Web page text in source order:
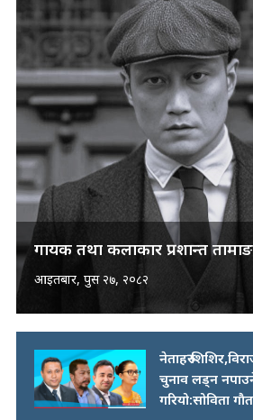
गायक तथा कलाकार प्रशान्त
आइतबार, पुस २७, २०८२
नेताहरु
चुनाव लड्न
गरियो:सोविता